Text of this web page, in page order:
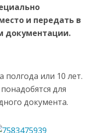
и передать в
документации.
полгода или 10 лет.
для
документа.